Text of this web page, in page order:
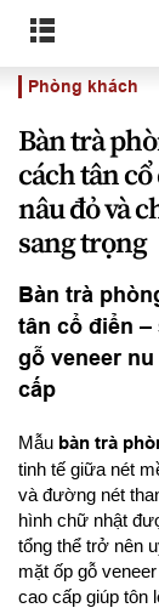
Phòng khách
Bàn trà
cách tân
nâu đỏ và
sang trọng
Bàn trà
tân cổ điển
gỗ veneer
cấp
Mẫu bàn trà
tinh tế giữa nét
và đường nét
hình chữ nhật
tổng thể trở nên
mặt ốp gỗ
cao cấp giúp tôn